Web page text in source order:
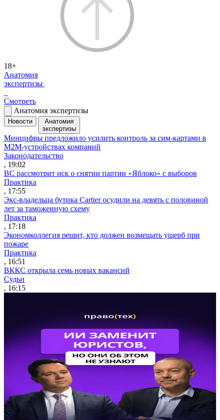
18+
Анатомия
экспертизы
Смотреть
Анатомия экспертизы
Новости
Анатомия
экспертизы
Минцифры предложило усилить контроль за сим-картами в
M2M-устройствах компаний
Законодательство
, 19:02
ВС рассмотрит иск о снятии партии «Яблоко» с выборов
Практика
, 17:55
Экс-владельца бутика Cartier осудили на девять с половиной
лет за таможенную схему
Практика
, 17:18
Экономколлегия решит, кто должен возмещать ущерб при
пожаре
Практика
, 16:51
ВККС открыла семь новых вакансий
Судьи
, 16:15